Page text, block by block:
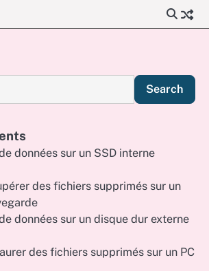
Search
données sur un SSD interne
des fichiers supprimés sur un
données sur un disque dur externe
des fichiers supprimés sur un PC